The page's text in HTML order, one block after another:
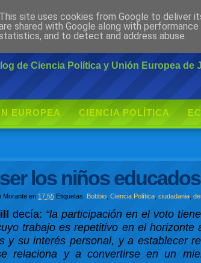
de Ciencia Política y Unión Europea de
EUROPEA CIENCIA POLÍTICA
los niños
Morante en 17:55 Etiquetas: Bobbio ,Ciencia Política ,ciudadania ,
decía: “la participación en el voto
trabajo es repetitivo en el
y su interés personal, y a establecer
relaciona y a convertirse en un
This site uses cookies from Google to deliver
shared with Google along with
and to detect and address abuse.